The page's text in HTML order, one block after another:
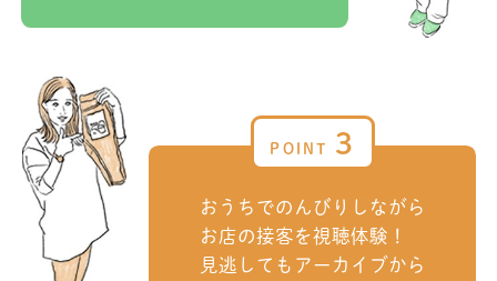
3
おうちでのんびりしながら
お店の接客を視聴体験！
見逃してもアーカイブから